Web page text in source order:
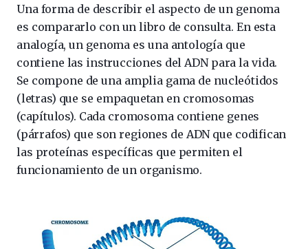
Una forma de describir el aspecto de un genoma
es compararlo con un libro de consulta. En esta
analogía, un genoma es una antología que
contiene las instrucciones del ADN para la vida.
Se compone de una amplia gama de nucleótidos
(letras) que se empaquetan en cromosomas
(capítulos). Cada cromosoma contiene genes
(párrafos) que son regiones de ADN que codifican
las proteínas específicas que permiten el
funcionamiento de un organismo.